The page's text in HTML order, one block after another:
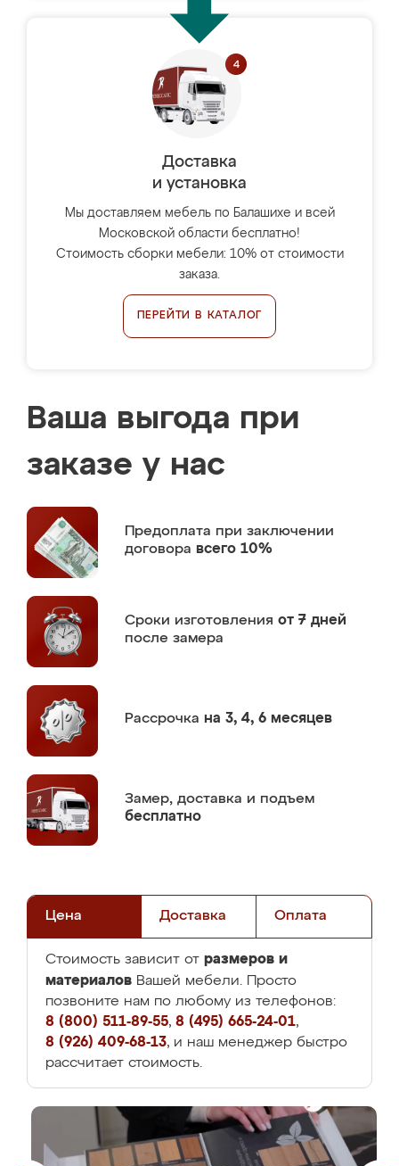
Доставка
и установка
Мы доставляем мебель по Балашихе и всей
Московской области бесплатно!
Стоимость сборки мебели: 10% от стоимости
заказа.
ПЕРЕЙТИ В КАТАЛОГ
Ваша выгода при
заказе у нас
Предоплата при заключении
договора всего 10%
Сроки изготовления от 7 дней
после замера
Рассрочка на 3, 4, 6 месяцев
Замер, доставка и подъем
бесплатно
Цена Доставка Оплата
Стоимость зависит от размеров и
материалов Вашей мебели. Просто
позвоните нам по любому из телефонов:
8 (800) 511-89-55, 8 (495) 665-24-01,
8 (926) 409-68-13, и наш менеджер быстро
рассчитает стоимость.